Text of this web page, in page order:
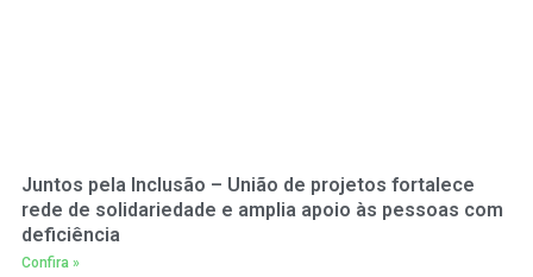
Juntos pela Inclusão – União de projetos fortalece
rede de solidariedade e amplia apoio às pessoas com
deficiência
Confira »